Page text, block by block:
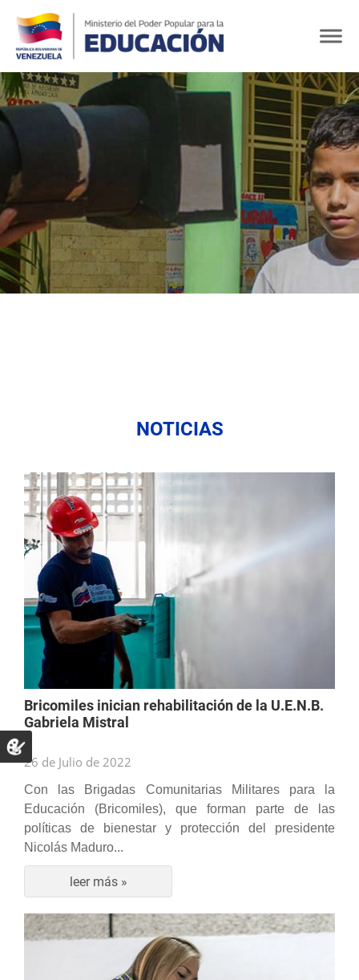
NOTICIAS
Bricomiles inician rehabilitación de la U.E.N.B.
Gabriela Mistral
26 de Julio de 2022
Con las Brigadas Comunitarias Militares para la
Educación (Bricomiles), que forman parte de las
políticas de bienestar y protección del presidente
Nicolás Maduro...
leer más »